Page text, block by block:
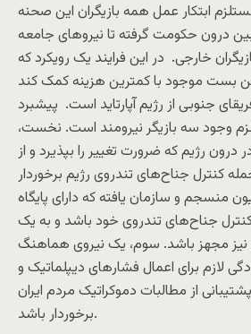
ابتکار عمل همه بازیگران این صحنه
درون حکومت گرفته تا نیروهای جامعه
خارجی. در این فرایند یک رویکرد که
بست موجود با کمترین هزینه کمک کند
جنوبی از رژیم آپارتاید است. پیشبرد
وجود سه بازیگر نیرومند است. نخست،
درون رژیم که ضرورت تغییر را بپذیرد و از
جمله کنترل جناح‌های تندروی رژیم برخوردار
منسجم و سازمان یافته که دارای پایگاه
کنترل جناح‌های تندروی خود باشد و به یک
مجهز باشد. سوم، یک نیروی هماهنگ
لازم برای اعمال فشارهای دیپلماتیک و
از مطالبات دموکراتیک مردم ایران
برخوردار باشد.